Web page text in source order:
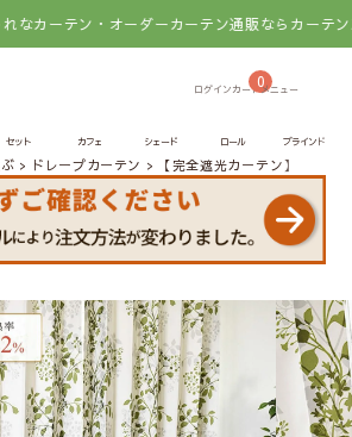
オーダーカーテン通販ならカーテンズ【公式】
0
セット カフェ シェード ロール ブラインド
ドレープカーテン 【完全遮光カーテン】 リーブ